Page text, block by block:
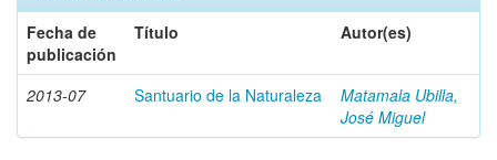
Fecha de
publicación
Título Autor(es)
2013-07 Santuario de la Naturaleza
Matamala Ubilla,
José Miguel